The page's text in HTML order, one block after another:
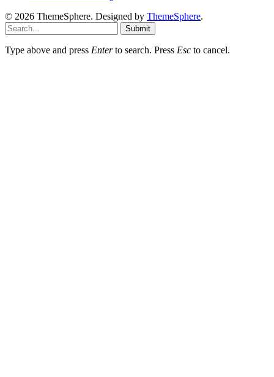
© 2026 ThemeSphere. Designed by ThemeSphere.
Submit
Type above and press Enterto search. Press Esc to cancel.